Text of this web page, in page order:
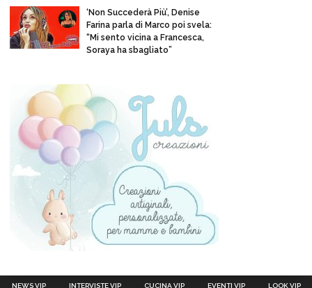
‘Non Succederà Più’, Denise
Farina parla di Marco poi svela:
“Mi sento vicina a Francesca,
Soraya ha sbagliato”
NEWS VIP INTERVISTE VIP CUCINA VIP EVENTI VIP LOOK VIP